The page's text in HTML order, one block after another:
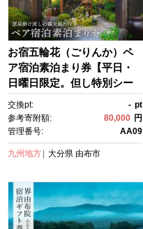
お宿五輪花（ごりんか）ペ
ア宿泊素泊まり券【平日・
日曜日限定。但し特別シー
ズン除く】 | 宿泊券 宿泊 旅
行券 温泉 観光 旅行 ホテ
ル 旅館 クーポン チケッ
ル ゆふいん 人気 おすす
交換pt: - pt
参考寄附額:
80,000 円
管理番号:
AA09
九州地方 大分県 由布市